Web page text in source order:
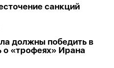
санкций
должны победить в
о «трофеях» Ирана